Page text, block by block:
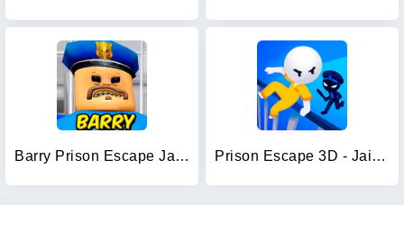
Barry Prison Escape JailBreak Prison Escape 3D - Jailbreak